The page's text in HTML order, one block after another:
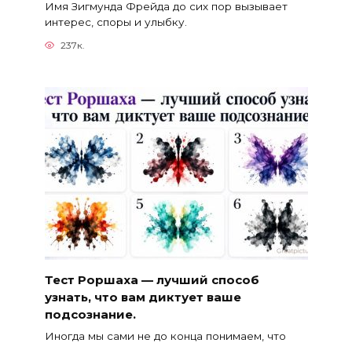
Имя Зигмунда Фрейда до сих пор вызывает
интерес, споры и улыбку.
237к.
Тест Роршаха — лучший способ
узнать, что вам диктует ваше
подсознание.
Иногда мы сами не до конца понимаем, что